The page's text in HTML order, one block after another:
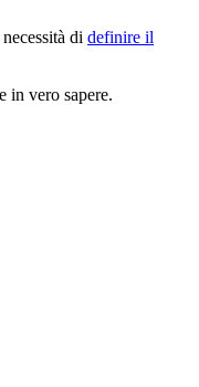
di definire il
in vero sapere.